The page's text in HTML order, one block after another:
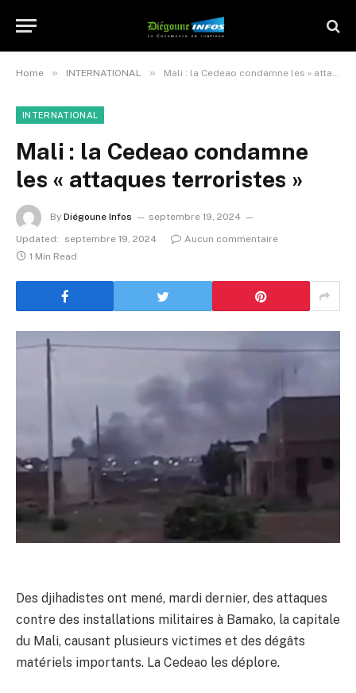
Home » INTERNATIONAL » Mali : la Cedeao condamne les « attaques terroristes »
INTERNATIONAL
Mali : la Cedeao condamne
les « attaques terroristes »
By Diégoune Infos
septembre 19, 2024
Updated:
septembre 19, 2024
Aucun commentaire
1 Min Read
Des djihadistes ont mené, mardi dernier, des attaques
contre des installations militaires à Bamako, la capitale
du Mali, causant plusieurs victimes et des dégâts
matériels importants. La Cedeao les déplore.